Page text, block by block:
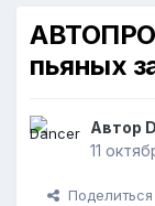
пьяных
Автор
11
Поделиться